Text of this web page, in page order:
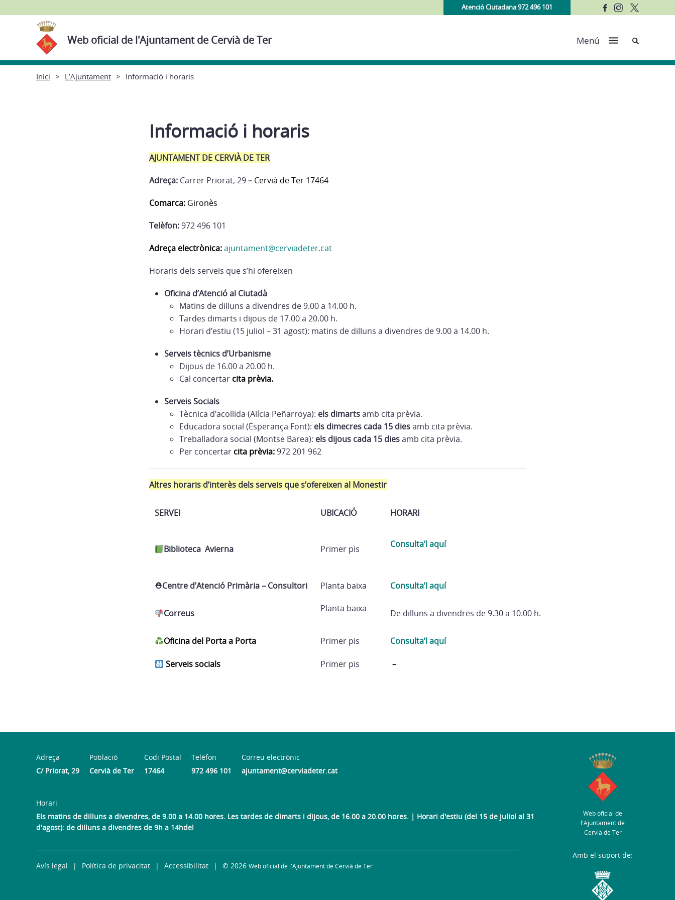
Atenció Ciutadana 972 496 101
Web oficial de l'Ajuntament de Cervià de Ter Menú Cerca
Inici L’Ajuntament Informació i horaris
Informació i horaris
AJUNTAMENT DE CERVIÀ DE TER
Adreça: Carrer Priorat, 29– Cervià de Ter 17464
Comarca: Gironès
Telèfon:972 496 101
Adreça electrònica:ajuntament@cerviadeter.cat
Horaris dels serveis que s’hi ofereixen
Oficina d’Atenció al Ciutadà
Matins de dilluns a divendres de 9.00 a 14.00 h.
Tardes dimarts i dijous de 17.00 a 20.00 h.
Horari d’estiu (15 juliol – 31 agost): matins de dilluns a divendres de 9.00 a 14.00 h.
Serveis tècnics d’Urbanisme
Dijous de 16.00 a 20.00 h.
Cal concertar cita prèvia.
Serveis Socials
Tècnica d’acollida (Alícia Peñarroya): els dimartsamb cita prèvia.
Educadora social (Esperança Font): els dimecres cada 15 diesamb cita prèvia.
Treballadora social (Montse Barea): els dijous cada 15 diesamb cita prèvia.
Per concertar cita prèvia:972 201 962
Altres horaris d’interès dels serveis que s’ofereixen al Monestir
SERVEI UBICACIÓ HORARI
Biblioteca Avierna Primer pis Consulta’l aquí
⛑︎Centre d’Atenció Primària – Consultori Planta baixa Consulta’l aquí
Correus Planta baixa De dilluns a divendres de 9.30 a 10.00 h.
Oficina del Porta a Porta Primer pis Consulta’l aquí
Serveis socials Primer pis –
Adreça
C/ Priorat, 29
Població
Cervià de Ter
Codi Postal
17464
Telèfon
972 496 101
Correu electrònic
ajuntament@cerviadeter.cat
Horari
Els matins de dilluns a divendres, de 9.00 a 14.00 hores. Les tardes de dimarts i dijous, de 16.00 a 20.00 hores. | Horari d'estiu (del 15 de juliol al 31
d'agost): de dilluns a divendres de 9h a 14hdel
Web oficial de
l'Ajuntament de
Cervià de Ter
Avís legal Política de privacitat Accessibilitat © 2026 Web oficial de l'Ajuntament de Cervià de Ter
Amb el suport de: